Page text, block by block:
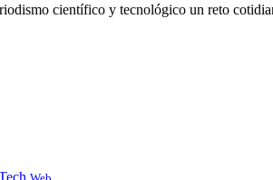
científico y tecnológico un reto